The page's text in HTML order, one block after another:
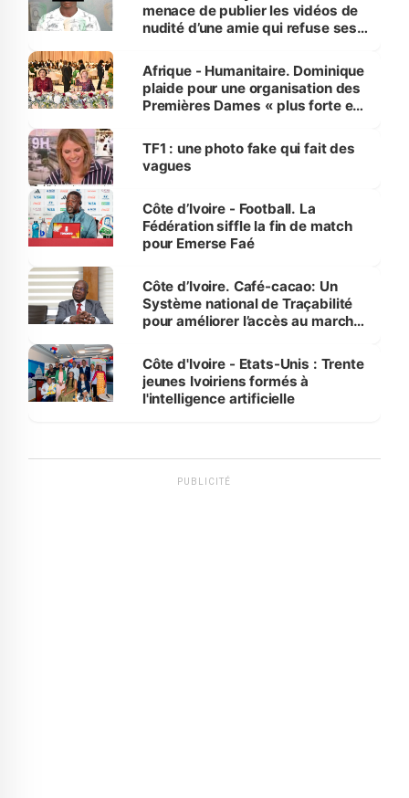
menace de publier les vidéos de
nudité d’une amie qui refuse ses
Afrique - Humanitaire. Dominique
plaide pour une organisation des
Premières Dames « plus forte et
sur la scène internationale »
TF1 : une photo fake qui fait des
vagues
Côte d’Ivoire - Football. La
Fédération siffle la fin de match
pour Emerse Faé
Côte d’Ivoire. Café-cacao: Un
Système national de Traçabilité
pour améliorer l’accès au marché
Côte d'Ivoire - Etats-Unis : Trente
jeunes Ivoiriens formés à
l'intelligence artificielle
PUBLICITÉ